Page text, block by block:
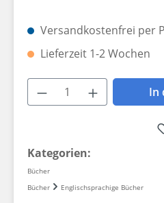
Versandkostenfrei per
Lieferzeit 1-2 Wochen
Produkt Anzahl:In
Kategorien:
Bücher
Bücher
Englischsprachige Bücher